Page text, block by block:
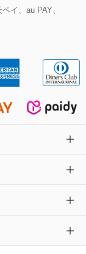
イ、au PAY、